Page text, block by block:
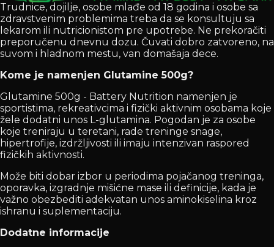
Trudnice, dojilje, osobe mlađe od 18 godina i osobe sa
zdravstvenim problemima treba da se konsultuju sa
lekarom ili nutricionistom pre upotrebe. Ne prekoračiti
preporučenu dnevnu dozu. Čuvati dobro zatvoreno, na
suvom i hladnom mestu, van domašaja dece.
Kome je namenjen Glutamine 500g?
Glutamine 500g - Battery Nutrition namenjen je
sportistima, rekreativcima i fizički aktivnim osobama koje
žele dodatni unos L-glutamina. Pogodan je za osobe
koje treniraju u teretani, rade treninge snage,
hipertrofije, izdržljivosti ili imaju intenzivan raspored
fizičkih aktivnosti.
Može biti dobar izbor u periodima pojačanog treninga,
oporavka, izgradnje mišićne mase ili definicije, kada je
važno obezbediti adekvatan unos aminokiselina kroz
ishranu i suplementaciju.
Dodatne informacije